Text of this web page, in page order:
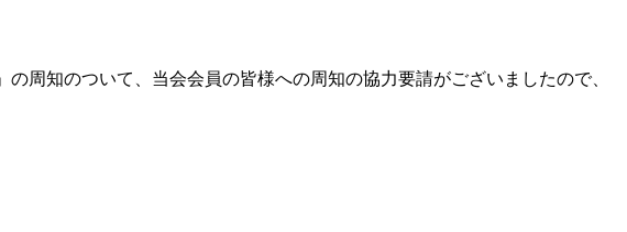
周知のついて、当会会員の皆様への周知の協力要請がございましたので、